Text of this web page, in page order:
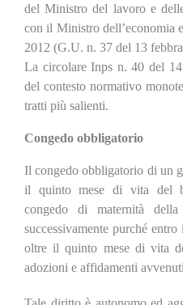
del Ministro del lavoro e
con il Ministro dell’economia
2012 (G.U. n. 37 del 13
La circolare Inps n. 40 del
del contesto normativo
tratti più salienti.
Congedo obbligatorio
Il congedo obbligatorio di un
il quinto mese di vita del
congedo di maternità
successivamente purché
oltre il quinto mese di vita
adozioni e affidamenti